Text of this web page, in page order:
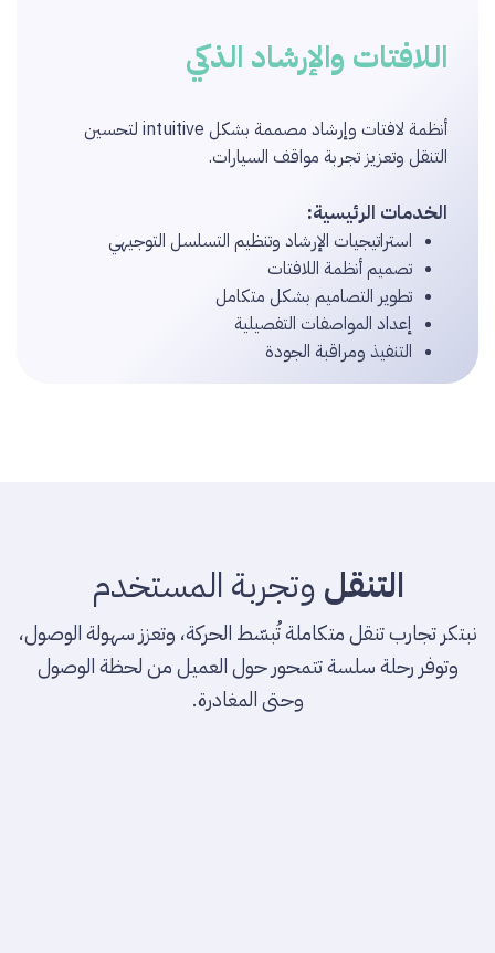
اللافتات والإرشاد الذكي
أنظمة لافتات وإرشاد مصممة بشكل intuitive لتحسين
التنقل وتعزيز تجربة مواقف السيارات.
الخدمات الرئيسية:
استراتيجيات الإرشاد وتنظيم التسلسل التوجيهي
تصميم أنظمة اللافتات
تطوير التصاميم بشكل متكامل
إعداد المواصفات التفصيلية
التنفيذ ومراقبة الجودة
التنقلوتجربة المستخدم
نبتكر تجارب تنقل متكاملة تُبسّط الحركة، وتعزز سهولة الوصول،
وتوفر رحلة سلسة تتمحور حول العميل من لحظة الوصول
وحتى المغادرة.